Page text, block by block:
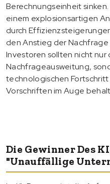
Berechnungseinheit
einem explosionsartigen
durch
den Anstieg der
Investoren sollten nicht nur
Nachfrageausweitung,
technologischen
Vorschriften im Auge
Die Gewinner Des
"unauffällige